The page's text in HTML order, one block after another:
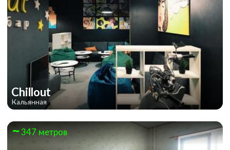
Chillout
Кальянная
347 метров